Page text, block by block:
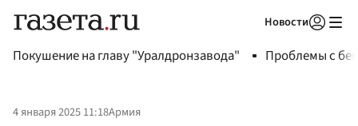
Новости
Покушение на главу "Уралдронзавода" Проблемы с
4 января 2025 11:18Армия